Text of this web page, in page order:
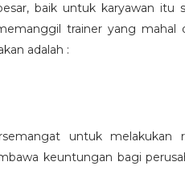
baik untuk karyawan itu
trainer yang
adalah :
untuk melakukan
keuntungan bagi